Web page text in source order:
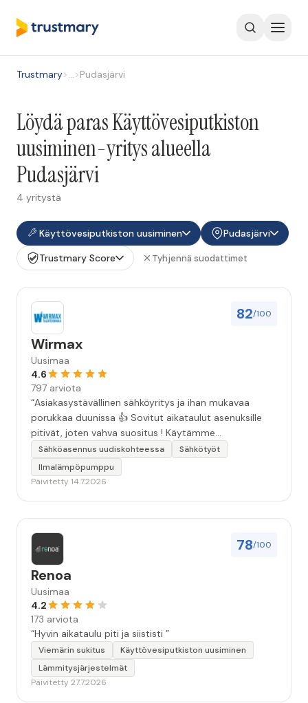
Trustmary>…>Pudasjärvi
Löydä paras Käyttövesiputkiston
uusiminen-yritys alueella
Pudasjärvi
4 yritystä
Käyttövesiputkiston uusiminen
Pudasjärvi
Trustmary Score
Tyhjennä suodattimet
82/100
Wirmax
Uusimaa
4.6
797 arviota
“Asiakasystävällinen sähköyritys ja ihan mukavaa
porukkaa duunissa 👍 Sovitut aikataulut asenuksille
pitivät, joten vahva suositus ! Käytämme
seuraavallakin kerralla!”
Sähköasennus uudiskohteessa
Sähkötyöt
Ilmalämpöpumppu
Päivitetty 14.7.2026
78/100
Renoa
Uusimaa
4.2
173 arviota
“Hyvin aikataulu piti ja siististi ”
Viemärin sukitus
Käyttövesiputkiston uusiminen
Lämmitysjärjestelmät
Päivitetty 27.7.2026